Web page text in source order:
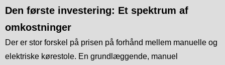
Den første investering: Et spektrum af
omkostninger
Der er stor forskel på prisen på forhånd mellem manuelle og
elektriske kørestole. En grundlæggende, manuel